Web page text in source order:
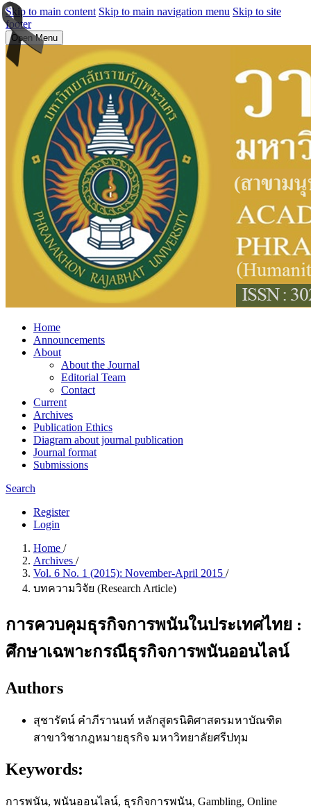
Skip to main content Skip to main navigation menu Skip to site
footer
Open Menu
Home
Announcements
About
About the Journal
Editorial Team
Contact
Current
Archives
Publication Ethics
Diagram about journal publication
Journal format
Submissions
Search
Register
Login
Home /
Archives /
Vol. 6 No. 1 (2015): November-April 2015 /
บทความวิจัย (Research Article)
การควบคุมธุรกิจการพนันในประเทศไทย :
ศึกษาเฉพาะกรณีธุรกิจการพนันออนไลน์
Authors
สุชารัตน์ คำภีรานนท์ หลักสูตรนิติศาสตรมหาบัณฑิต
สาขาวิชากฎหมายธุรกิจ มหาวิทยาลัยศรีปทุม
Keywords:
การพนัน, พนันออนไลน์, ธุรกิจการพนัน, Gambling, Online